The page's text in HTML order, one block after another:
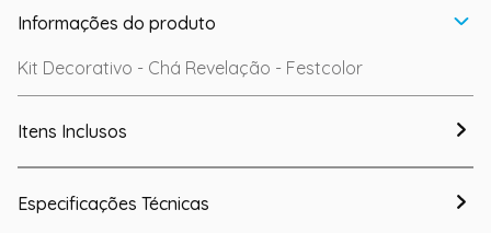
Informações do produto
Kit Decorativo - Chá Revelação - Festcolor
Itens Inclusos
Especificações Técnicas